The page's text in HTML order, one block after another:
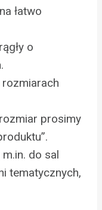
łatwo
o
rozmiarach
prosimy
do sal
tematycznych,